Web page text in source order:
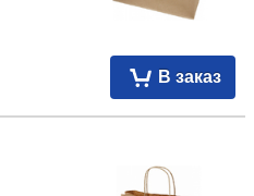
В заказ